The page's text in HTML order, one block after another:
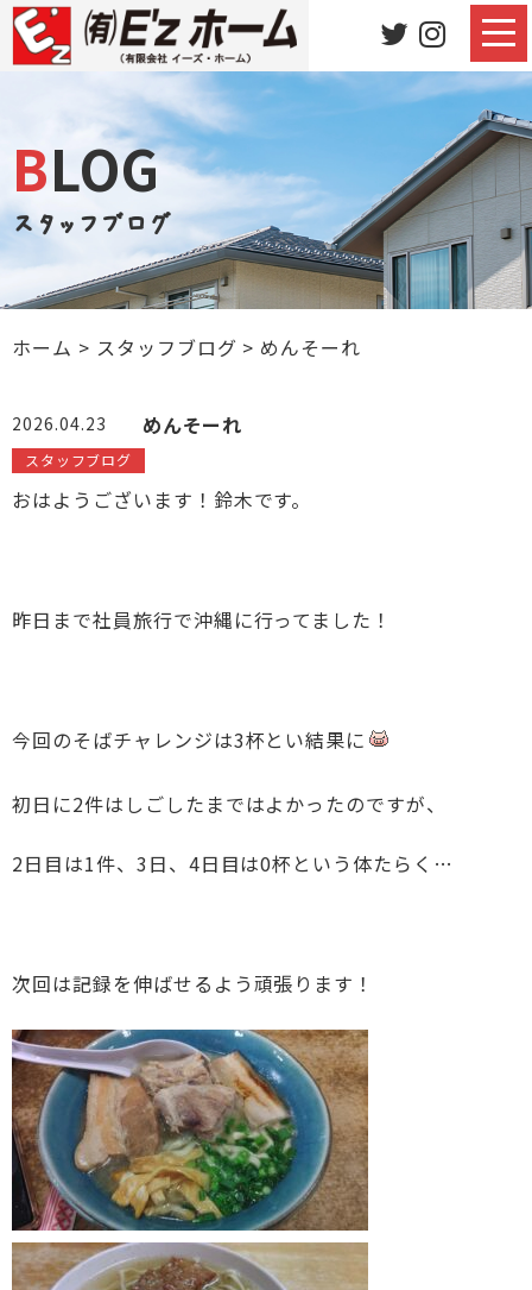
BLOG
スタッフブログ
ホーム > スタッフブログ > めんそーれ
2026.04.23 めんそーれ
スタッフブログ
おはようございます！鈴木です。
昨日まで社員旅行で沖縄に行ってました！
今回のそばチャレンジは3杯とい結果に
初日に2件はしごしたまではよかったのですが、
2日目は1件、3日、4日目は0杯という体たらく…
次回は記録を伸ばせるよう頑張ります！